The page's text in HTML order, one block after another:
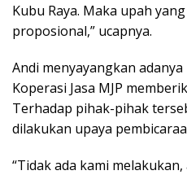
Kubu Raya. Maka upah
proposional,” ucapnya.
Andi menyayangkan
Koperasi Jasa MJP
Terhadap pihak-pihak
dilakukan upaya
“Tidak ada kami